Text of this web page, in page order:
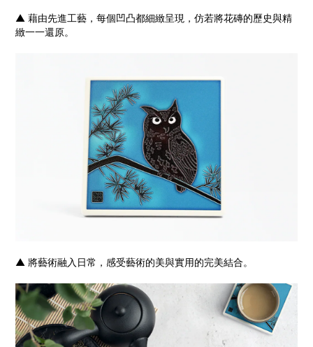
▲ 藉由先進工藝，每個凹凸都細緻呈現，仿若將花磚的歷史與精
緻一一還原。
▲ 將藝術融入日常，感受藝術的美與實用的完美結合。